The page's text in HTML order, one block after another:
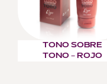
TONO SOBRE
TONO – ROJO